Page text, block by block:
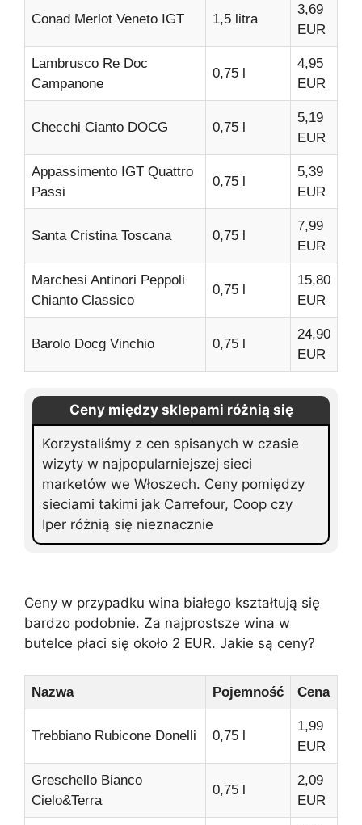
Conad Merlot Veneto IGT 1,5 litra
3,69
EUR
Lambrusco Re Doc
Campanone
0,75 l
4,95
EUR
Checchi Cianto DOCG 0,75 l
5,19
EUR
Appassimento IGT Quattro
Passi
0,75 l
5,39
EUR
Santa Cristina Toscana 0,75 l
7,99
EUR
Marchesi Antinori Peppoli
Chianto Classico
0,75 l
15,80
EUR
Barolo Docg Vinchio 0,75 l
24,90
EUR
Ceny między sklepami różnią się
Korzystaliśmy z cen spisanych w czasie
wizyty w najpopularniejszej sieci
marketów we Włoszech. Ceny pomiędzy
sieciami takimi jak Carrefour, Coop czy
Iper różnią się nieznacznie
Ceny w przypadku wina białego kształtują się
bardzo podobnie. Za najprostsze wina w
butelce płaci się około 2 EUR. Jakie są ceny?
Nazwa Pojemność Cena
Trebbiano Rubicone Donelli 0,75 l
1,99
EUR
Greschello Bianco
Cielo&Terra
0,75 l
2,09
EUR